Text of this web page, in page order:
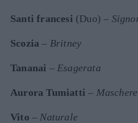
Santi francesi (Duo) –
Scozia – Britney
Tananai – Esagerata
Aurora Tumiatti – Maschere
Vito – Naturale